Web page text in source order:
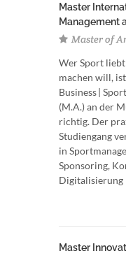
Master
Management
Master of
Wer Sport
machen will,
Business |
(M.A.) an der
richtig. Der
Studiengang
in
Sponsoring,
Digitalisierung
Master